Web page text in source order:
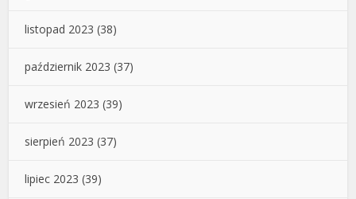
listopad 2023 (38)
październik 2023 (37)
wrzesień 2023 (39)
sierpień 2023 (37)
lipiec 2023 (39)